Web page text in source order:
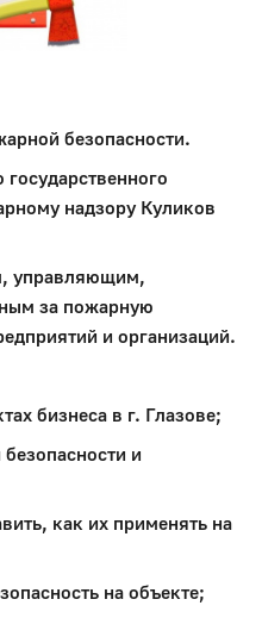
безопасности.
государственного
надзору Куликов
управляющим,
за пожарную
и организаций.
бизнеса в г. Глазове;
и
как их применять на
на объекте;